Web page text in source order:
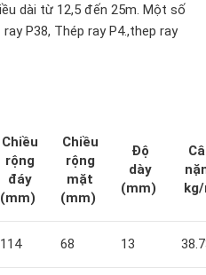
dài từ 12,5 đến 25m. Một số
P38, Thép ray P4.,thep ray
Chiều
rộng
đáy
(mm)
Chiều
rộng
mặt
(mm)
Độ
dày
(mm)
114 68 13